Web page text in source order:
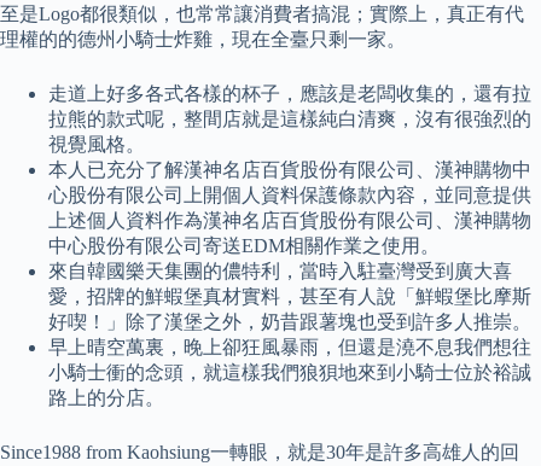
至是Logo都很類似，也常常讓消費者搞混；實際上，真正有代
理權的的德州小騎士炸雞，現在全臺只剩一家。
走道上好多各式各樣的杯子，應該是老闆收集的，還有拉
拉熊的款式呢，整間店就是這樣純白清爽，沒有很強烈的
視覺風格。
本人已充分了解漢神名店百貨股份有限公司、漢神購物中
心股份有限公司上開個人資料保護條款內容，並同意提供
上述個人資料作為漢神名店百貨股份有限公司、漢神購物
中心股份有限公司寄送EDM相關作業之使用。
來自韓國樂天集團的儂特利，當時入駐臺灣受到廣大喜
愛，招牌的鮮蝦堡真材實料，甚至有人說「鮮蝦堡比摩斯
好喫！」除了漢堡之外，奶昔跟薯塊也受到許多人推崇。
早上晴空萬裏，晚上卻狂風暴雨，但還是澆不息我們想往
小騎士衝的念頭，就這樣我們狼狽地來到小騎士位於裕誠
路上的分店。
Since1988 from Kaohsiung一轉眼，就是30年是許多高雄人的回